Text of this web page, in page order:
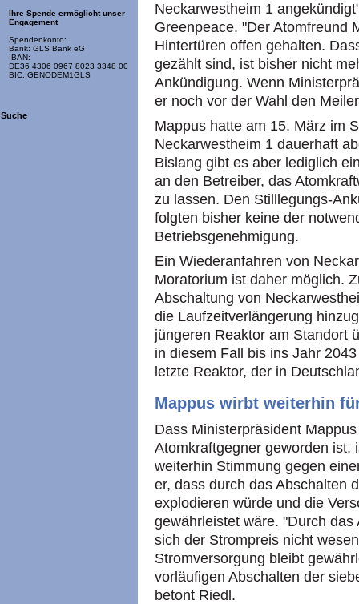
Ihre Spende ermöglicht unser
Engagement
Spendenkonto:
Bank: GLS Bank eG
IBAN:
DE36 4306 0967 8023 3348 00
BIC: GENODEM1GLS
Suche
Neckarwestheim 1
Greenpeace. "Der Atomfreund
Hintertüren offen gehalten.
gezählt sind, ist bisher nicht
Ankündigung. Wenn
er noch vor der Wahl den
Mappus hatte am 15. März im
Neckarwestheim 1 dauerhaft
Bislang gibt es aber lediglich
an den Betreiber, das
zu lassen. Den Stilllegungs-
folgten bisher keine der
Betriebsgenehmigung.
Ein Wiederanfahren von
Moratorium ist daher möglich.
Abschaltung von
die Laufzeitverlängerung
jüngeren Reaktor am Standort
in diesem Fall bis ins Jahr
letzte Reaktor, der in
Mappus wirbt weiterhin
Dass Ministerpräsident
Atomkraftgegner geworden ist,
weiterhin Stimmung gegen
er, dass durch das Abschalten
explodieren würde und die
gewährleistet wäre. "Durch
sich der Strompreis nicht
Stromversorgung bleibt
vorläufigen Abschalten der
betont Riedl.